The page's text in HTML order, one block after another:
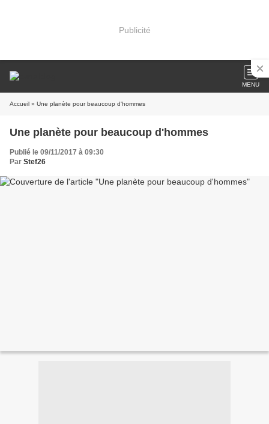
Publicité
MENU
Accueil » Une planète pour beaucoup d'hommes
Une planète pour beaucoup d'hommes
Publié le 09/11/2017 à 09:30
Par Stef26